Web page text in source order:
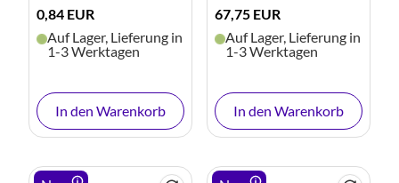
0,84 EUR
Auf Lager, Lieferung in
1-3 Werktagen
In den Warenkorb
67,75 EUR
Auf Lager, Lieferung in
1-3 Werktagen
In den Warenkorb